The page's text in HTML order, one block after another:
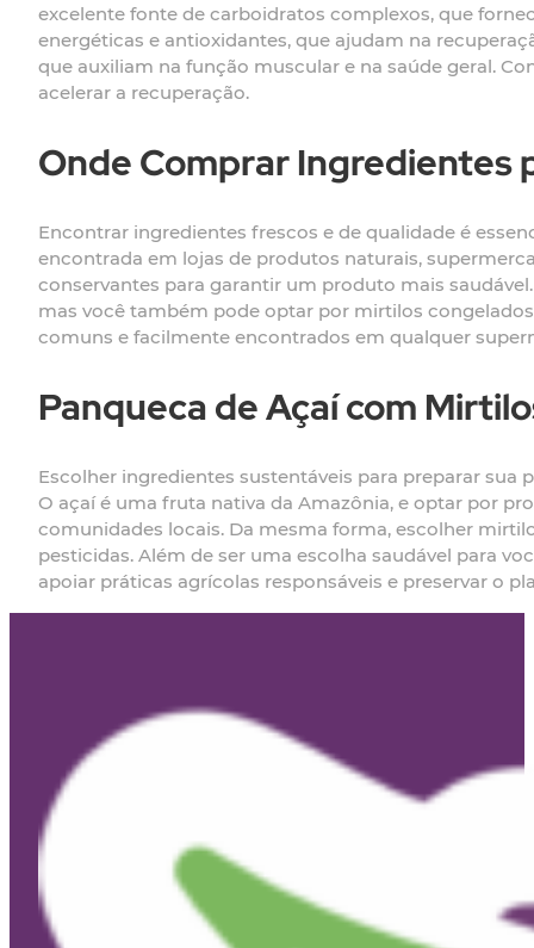
excelente fonte de carboidratos complexos, que
energéticas e antioxidantes, que ajudam na
que auxiliam na função muscular e na saúde geral.
acelerar a recuperação.
Onde Comprar Ingredientes
Encontrar ingredientes frescos e de qualidade é
encontrada em lojas de produtos naturais,
conservantes para garantir um produto mais
mas você também pode optar por mirtilos
comuns e facilmente encontrados em qualquer
Panqueca de Açaí com
Escolher ingredientes sustentáveis para preparar
O açaí é uma fruta nativa da Amazônia, e optar por
comunidades locais. Da mesma forma, escolher
pesticidas. Além de ser uma escolha saudável para
apoiar práticas agrícolas responsáveis e preservar o